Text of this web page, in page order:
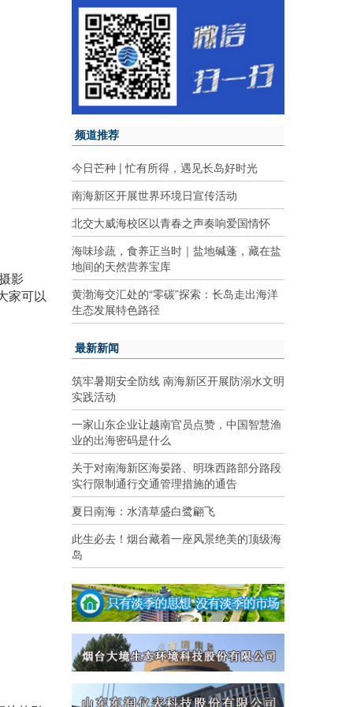
影
家可以
频道推荐
今日芒种 | 忙有所得，遇见长岛好时光
南海新区开展世界环境日宣传活动
北交大威海校区以青春之声奏响爱国情怀
海味珍蔬，食养正当时｜盐地碱蓬，藏在盐
地间的天然营养宝库
黄渤海交汇处的“零碳”探索：长岛走出海洋
生态发展特色路径
最新新闻
筑牢暑期安全防线 南海新区开展防溺水文明
实践活动
一家山东企业让越南官员点赞，中国智慧渔
业的出海密码是什么
关于对南海新区海晏路、明珠西路部分路段
实行限制通行交通管理措施的通告
夏日南海：水清草盛白鹭翩飞
此生必去！烟台藏着一座风景绝美的顶级海
岛